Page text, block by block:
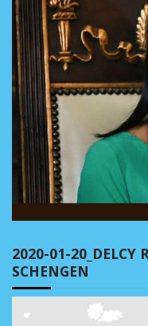
2020-01-20_DELCY
SCHENGEN